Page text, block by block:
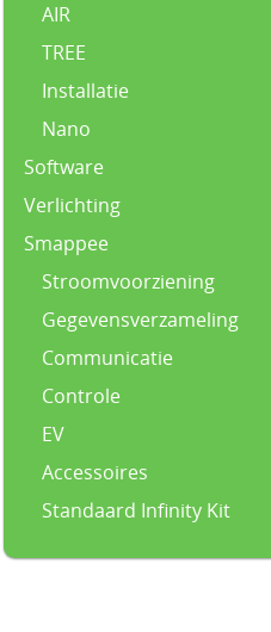
AIR
TREE
Installatie
Nano
Software
Verlichting
Smappee
Stroomvoorziening
Gegevensverzameling
Communicatie
Controle
EV
Accessoires
Standaard Infinity Kit